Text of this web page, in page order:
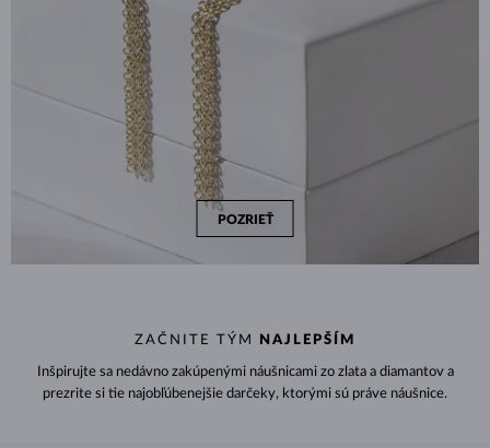
POZRIEŤ
ZAČNITE TÝM NAJLEPŠÍM
Inšpirujte sa nedávno zakúpenými náušnicami zo zlata a diamantov a
prezrite si tie najobľúbenejšie darčeky, ktorými sú práve náušnice.